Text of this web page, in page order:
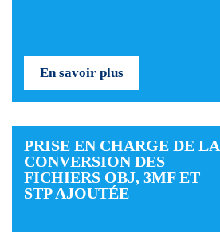
En savoir plus
PRISE EN CHARGE DE LA
CONVERSION DES
FICHIERS OBJ, 3MF ET
STP AJOUTÉE